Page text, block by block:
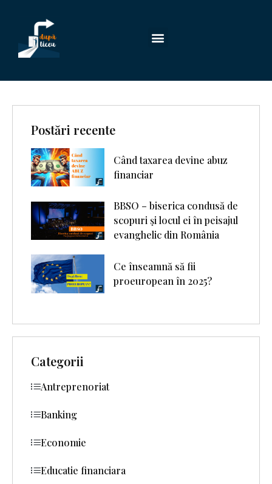
Postări recente
Când taxarea devine abuz
financiar
BBSO – biserica condusă de
scopuri şi locul ei în peisajul
evanghelic din România
Ce înseamnă să fii
proeuropean în 2025?
Categorii
Antreprenoriat
Banking
Economie
Educatie financiara